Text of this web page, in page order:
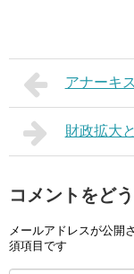
アナーキ
財政拡大
コメントをど
メールアドレスが公開
須項目です